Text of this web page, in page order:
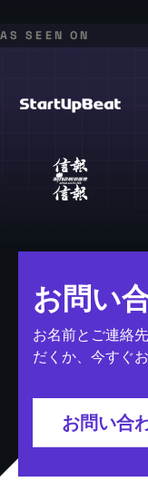
AS SEEN ON
お問い
お名前とご連絡
だくか、今すぐ
お問い合